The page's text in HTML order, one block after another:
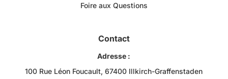
Foire aux Questions
Contact
Adresse :
100 Rue Léon Foucault, 67400 Illkirch-Graffenstaden